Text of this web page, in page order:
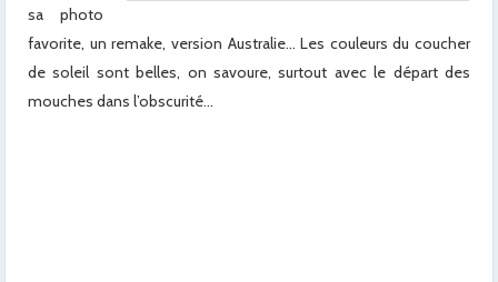
sa photo
favorite, un remake, version Australie… Les couleurs du coucher
de soleil sont belles, on savoure, surtout avec le départ des
mouches dans l’obscurité…